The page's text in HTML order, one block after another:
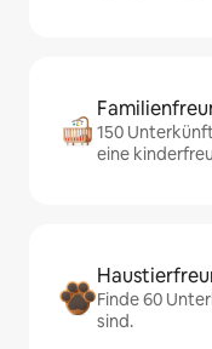
150
eine
Finde 60
sind.